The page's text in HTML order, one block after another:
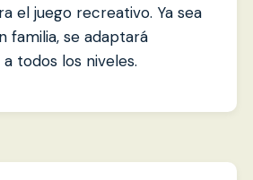
el juego recreativo. Ya sea
familia, se adaptará
todos los niveles.